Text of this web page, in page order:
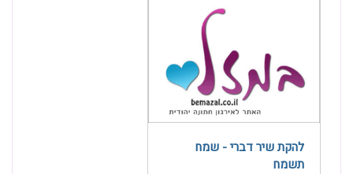
להקת שיר דברי - שמח
תשמח